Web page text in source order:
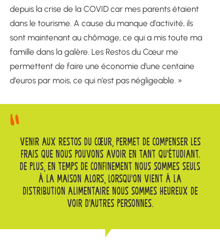
depuis la crise de la COVID car mes parents étaient
dans le tourisme. A cause du manque d’activité, ils
sont maintenant au chômage, ce qui a mis toute ma
famille dans la galère. Les Restos du Cœur me
permettent de faire une économie d’une centaine
d’euros par mois, ce qui n’est pas négligeable. »
VENIR AUX RESTOS DU CŒUR, PERMET DE COMPENSER LES
FRAIS QUE NOUS POUVONS AVOIR EN TANT QU’ÉTUDIANT.
DE PLUS, EN TEMPS DE CONFINEMENT NOUS SOMMES SEULS
À LA MAISON ALORS, LORSQU’ON VIENT À LA
DISTRIBUTION ALIMENTAIRE NOUS SOMMES HEUREUX DE
VOIR D’AUTRES PERSONNES.